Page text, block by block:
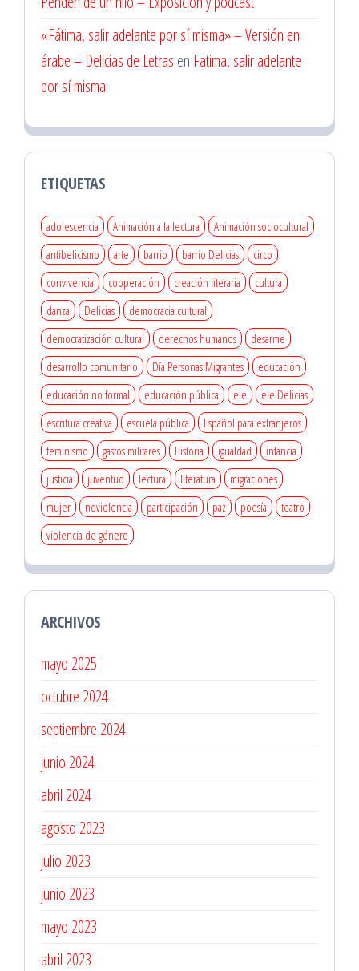
«Fátima, salir adelante por sí misma» – Versión en
árabe – Delicias de Letras en Fatima, salir adelante
por sí misma
ETIQUETAS
adolescencia Animación a la lectura
Animación sociocultural
antibelicismo
arte barrio barrio Delicias
circo
convivencia
cooperación creación literaria
cultura
danza
Delicias
democracia cultural
democratización cultural
derechos humanos
desarme
desarrollo comunitario
Día Personas Migrantes
educación
educación no formal
educación pública ele
ele Delicias
escritura creativa
escuela pública
Español para extranjeros
feminismo
gastos militares Historia igualdad
infancia
justicia
juventud lectura literatura
migraciones
mujer
noviolencia participación paz poesía
teatro
violencia de género
ARCHIVOS
mayo 2025
octubre 2024
septiembre 2024
junio 2024
abril 2024
agosto 2023
julio 2023
junio 2023
mayo 2023
abril 2023